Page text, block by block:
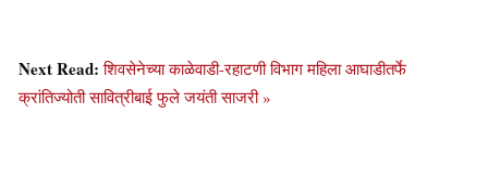
Next Read:शिवसेनेच्या काळेवाडी-रहाटणी विभाग महिला आघाडीतर्फे
क्रांतिज्योती सावित्रीबाई फुले जयंती साजरी »